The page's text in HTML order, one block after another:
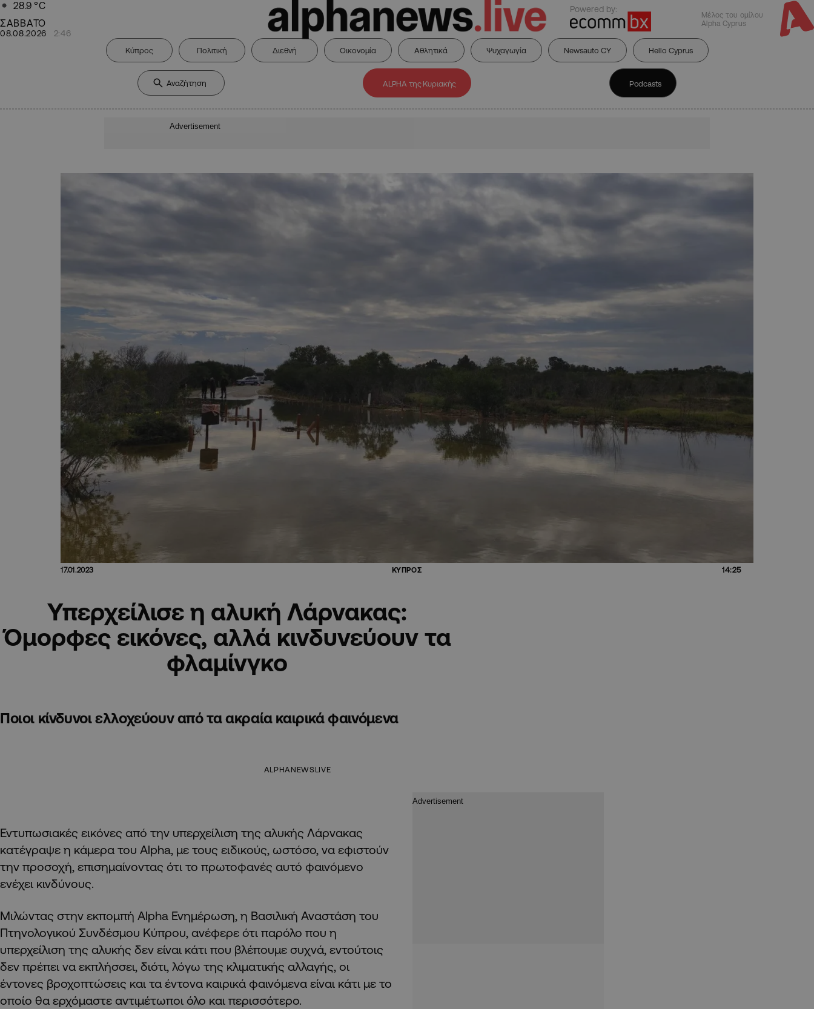
28.9 °C
ΣΑΒΒΑΤΟ
08.08.2026 2:46
Powered by:
Μέλος του ομίλου
Alpha Cyprus
Κύπρος Πολιτική Διεθνή Οικονομία Αθλητικά Ψυχαγωγία Newsauto CY Hello Cyprus
ALPHA της Κυριακής Podcasts
Advertisement
17.01.2023 ΚΥΠΡΟΣ 14:25
Υπερχείλισε η αλυκή Λάρνακας:
Όμορφες εικόνες, αλλά κινδυνεύουν τα
φλαμίνγκο
Ποιοι κίνδυνοι ελλοχεύουν από τα ακραία καιρικά φαινόμενα
ALPHANEWSLIVE
Εντυπωσιακές εικόνες από την υπερχείλιση της αλυκής Λάρνακας
κατέγραψε η κάμερα του Alpha, με τους ειδικούς, ωστόσο, να εφιστούν
την προσοχή, επισημαίνοντας ότι το πρωτοφανές αυτό φαινόμενο
ενέχει κινδύνους.
Μιλώντας στην εκπομπή Alpha Ενημέρωση, η Βασιλική Αναστάση του
Πτηνολογικού Συνδέσμου Κύπρου, ανέφερε ότι παρόλο που η
υπερχείλιση της αλυκής δεν είναι κάτι που βλέπουμε συχνά, εντούτοις
δεν πρέπει να εκπλήσσει, διότι, λόγω της κλιματικής αλλαγής, οι
έντονες βροχοπτώσεις και τα έντονα καιρικά φαινόμενα είναι κάτι με το
οποίο θα ερχόμαστε αντιμέτωποι όλο και περισσότερο.